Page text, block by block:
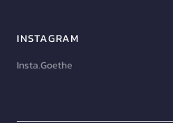
INSTAGRAM
Insta.Goethe